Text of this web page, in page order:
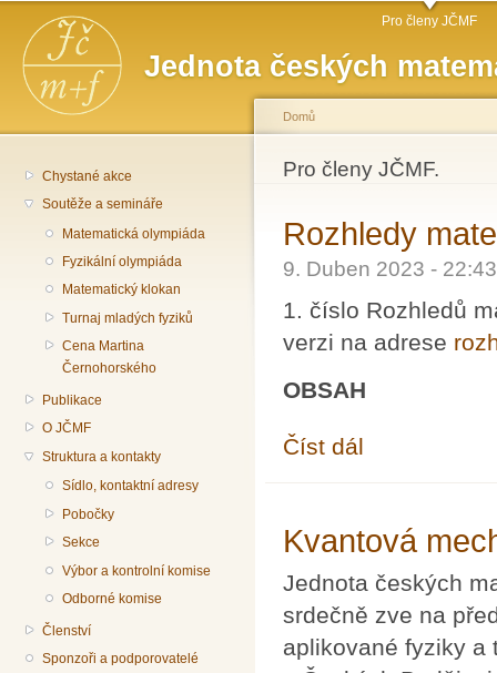
Jednota českých
Hlavní menu Pro členy JČMF
Chystané akce
Soutěže a semináře
Matematická olympiáda
Fyzikální olympiáda
Matematický klokan
Turnaj mladých fyziků
Cena Martina
Černohorského
Publikace
O JČMF
Struktura a kontakty
Sídlo, kontaktní adresy
Pobočky
Sekce
Výbor a kontrolní komise
Odborné komise
Členství
Sponzoři a podporovatelé
Jste zde
Domů
Pro členy JČMF.
Rozhledy
9. Duben 2023 -
1. číslo Rozhledů
verzi na adrese
OBSAH
Číst dál
Kvantová
Jednota českých
srdečně zve na
aplikované fyziky a